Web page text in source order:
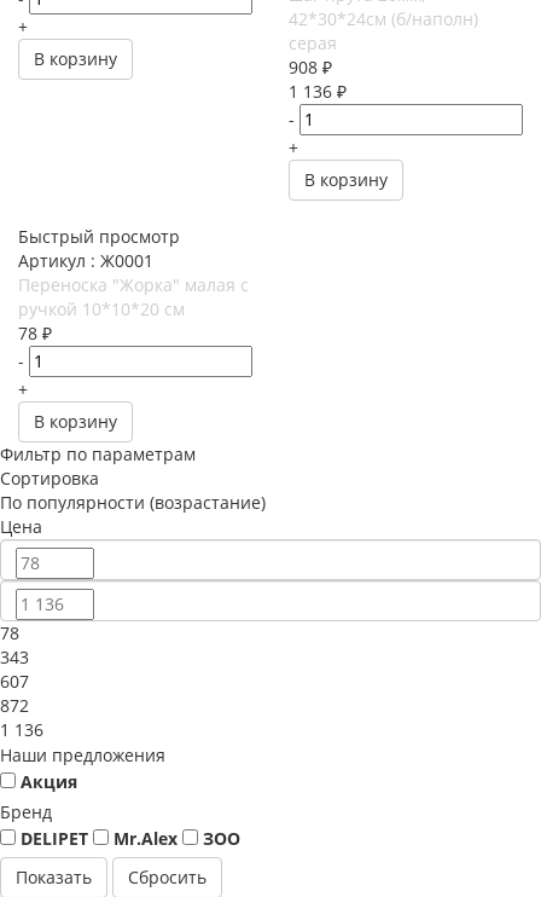
+
В корзину
42*30*24см (б/наполн)
серая
908 ₽
1 136 ₽
-
+
В корзину
Быстрый просмотр
Артикул : Ж0001
Переноска "Жорка" малая с
ручкой 10*10*20 см
78 ₽
-
+
В корзину
Фильтр по параметрам
Сортировка
По популярности (возрастание)
Цена
78
343
607
872
1 136
Наши предложения
Акция
Бренд
DELIPET
Mr.Alex
ЗОО
Сбросить